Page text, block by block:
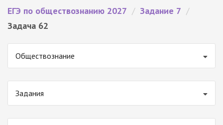
ЕГЭ по обществознанию 2027 / Задание 7 /
Задача 62
Обществознание
Задания